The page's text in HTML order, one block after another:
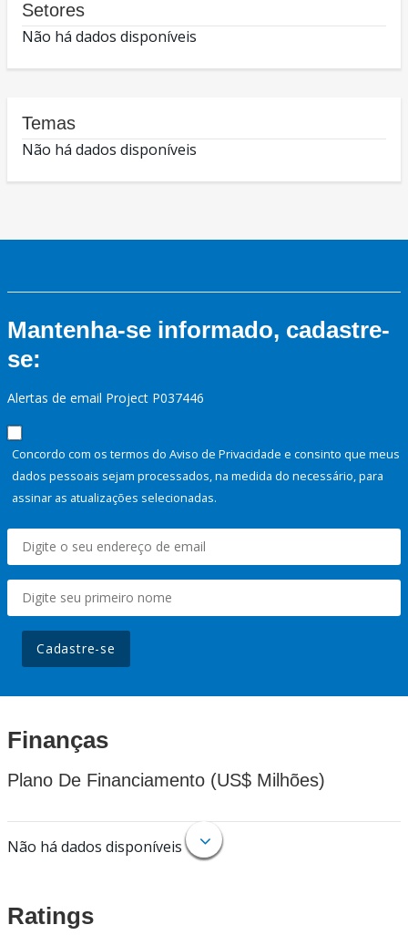
Setores
Não há dados disponíveis
Temas
Não há dados disponíveis
Mantenha-se informado, cadastre-
se:
Alertas de email Project P037446
Concordo com os termos do Aviso de Privacidade e consinto que meus
dados pessoais sejam processados, na medida do necessário, para
assinar as atualizações selecionadas.
Cadastre-se
Finanças
Plano De Financiamento (US$ Milhões)
Não há dados disponíveis
Ratings